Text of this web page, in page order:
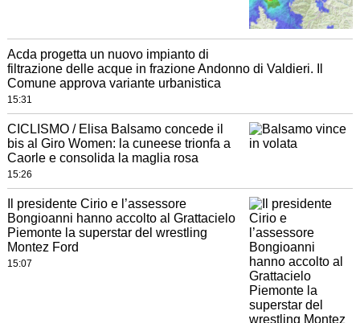
Acda progetta un nuovo impianto di
filtrazione delle acque in frazione Andonno di Valdieri. Il
Comune approva variante urbanistica
15:31
CICLISMO / Elisa Balsamo concede il
bis al Giro Women: la cuneese trionfa a
Caorle e consolida la maglia rosa
15:26
Il presidente Cirio e l’assessore
Bongioanni hanno accolto al Grattacielo
Piemonte la superstar del wrestling
Montez Ford
15:07